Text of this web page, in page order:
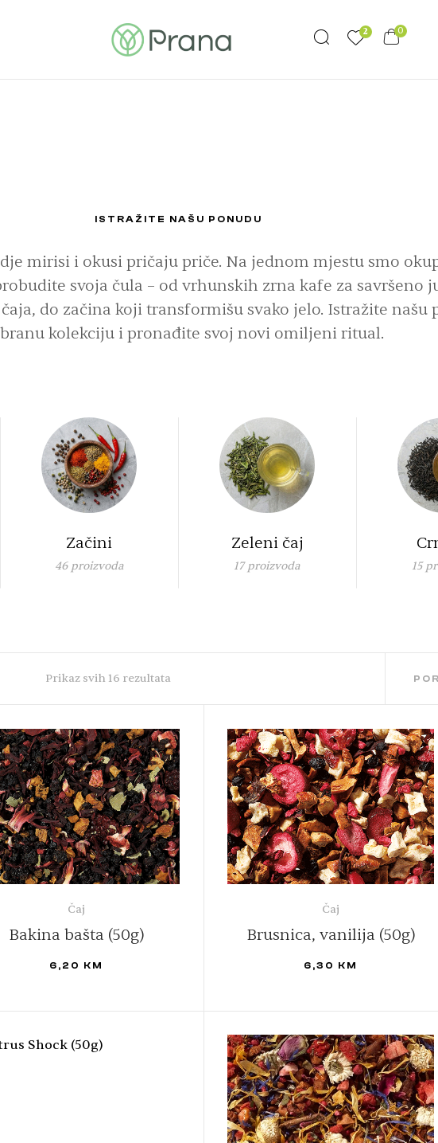
2 0
ISTRAŽITE NAŠU PONUDU
mirisi i okusi pričaju priče. Na jednom mjestu smo
svoja čula – od vrhunskih zrna kafe za savršeno
do začina koji transformišu svako jelo. Istražite našu
kolekciju i pronađite svoj novi omiljeni ritual.
Začini
46 proizvoda
Zeleni čaj
17 proizvoda 15
Prikaz svih 16 rezultata
Čaj
Bakina bašta (50g)
6,20 KM
Čaj
Brusnica, vanilija (50g)
6,30 KM